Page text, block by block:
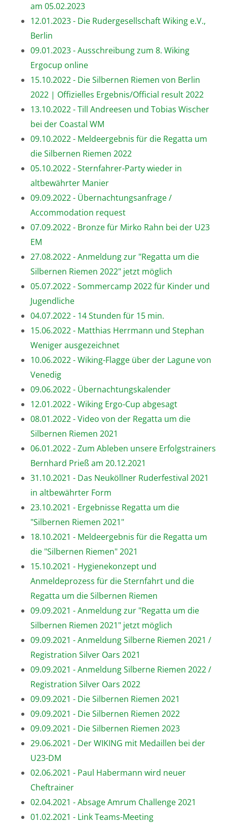
am 05.02.2023
12.01.2023 - Die Rudergesellschaft Wiking e.V.,
Berlin
09.01.2023 - Ausschreibung zum 8. Wiking
Ergocup online
15.10.2022 - Die Silbernen Riemen von Berlin
2022 | Offizielles Ergebnis/Official result 2022
13.10.2022 - Till Andreesen und Tobias Wischer
bei der Coastal WM
09.10.2022 - Meldeergebnis für die Regatta um
die Silbernen Riemen 2022
05.10.2022 - Sternfahrer-Party wieder in
altbewährter Manier
09.09.2022 - Übernachtungsanfrage /
Accommodation request
07.09.2022 - Bronze für Mirko Rahn bei der U23
EM
27.08.2022 - Anmeldung zur "Regatta um die
Silbernen Riemen 2022" jetzt möglich
05.07.2022 - Sommercamp 2022 für Kinder und
Jugendliche
04.07.2022 - 14 Stunden für 15 min.
15.06.2022 - Matthias Herrmann und Stephan
Weniger ausgezeichnet
10.06.2022 - Wiking-Flagge über der Lagune von
Venedig
09.06.2022 - Übernachtungskalender
12.01.2022 - Wiking Ergo-Cup abgesagt
08.01.2022 - Video von der Regatta um die
Silbernen Riemen 2021
06.01.2022 - Zum Ableben unsere Erfolgstrainers
Bernhard Prieß am 20.12.2021
31.10.2021 - Das Neuköllner Ruderfestival 2021
in altbewährter Form
23.10.2021 - Ergebnisse Regatta um die
"Silbernen Riemen 2021"
18.10.2021 - Meldeergebnis für die Regatta um
die "Silbernen Riemen" 2021
15.10.2021 - Hygienekonzept und
Anmeldeprozess für die Sternfahrt und die
Regatta um die Silbernen Riemen
09.09.2021 - Anmeldung zur "Regatta um die
Silbernen Riemen 2021" jetzt möglich
09.09.2021 - Anmeldung Silberne Riemen 2021 /
Registration Silver Oars 2021
09.09.2021 - Anmeldung Silberne Riemen 2022 /
Registration Silver Oars 2022
09.09.2021 - Die Silbernen Riemen 2021
09.09.2021 - Die Silbernen Riemen 2022
09.09.2021 - Die Silbernen Riemen 2023
29.06.2021 - Der WIKING mit Medaillen bei der
U23-DM
02.06.2021 - Paul Habermann wird neuer
Cheftrainer
02.04.2021 - Absage Amrum Challenge 2021
01.02.2021 - Link Teams-Meeting